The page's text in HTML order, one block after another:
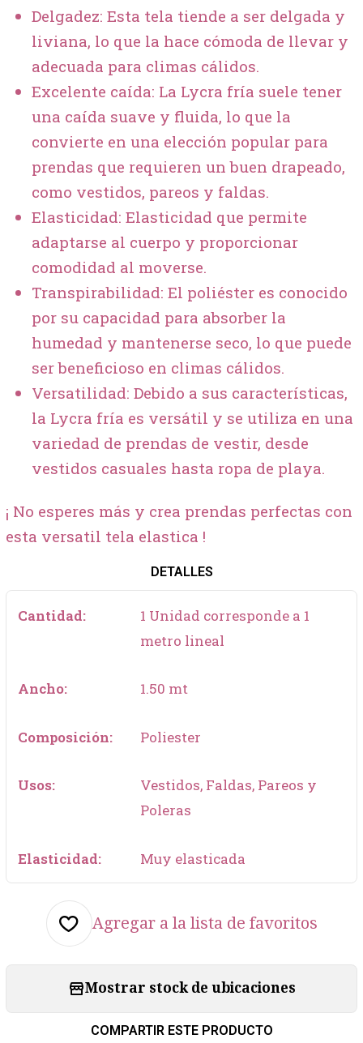
Delgadez: Esta tela tiende a ser delgada y
liviana, lo que la hace cómoda de llevar y
adecuada para climas cálidos.
Excelente caída: La Lycra fría suele tener
una caída suave y fluida, lo que la
convierte en una elección popular para
prendas que requieren un buen drapeado,
como vestidos, pareos y faldas.
Elasticidad: Elasticidad que permite
adaptarse al cuerpo y proporcionar
comodidad al moverse.
Transpirabilidad: El poliéster es conocido
por su capacidad para absorber la
humedad y mantenerse seco, lo que puede
ser beneficioso en climas cálidos.
Versatilidad: Debido a sus características,
la Lycra fría es versátil y se utiliza en una
variedad de prendas de vestir, desde
vestidos casuales hasta ropa de playa.
¡ No esperes más y crea prendas perfectas con
esta versatil tela elastica !
DETALLES
Cantidad:
1 Unidad corresponde a 1
metro lineal
Ancho: 1.50 mt
Composición: Poliester
Usos:
Vestidos, Faldas, Pareos y
Poleras
Elasticidad: Muy elasticada
Agregar a la lista de favoritos
Mostrar stock de ubicaciones
COMPARTIR ESTE PRODUCTO